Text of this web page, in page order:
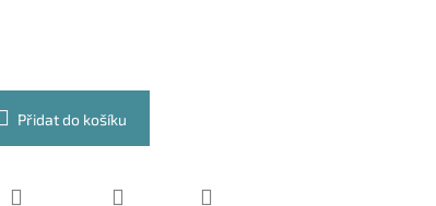
Přidat do košíku